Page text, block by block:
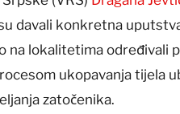
davali konkretna
na lokalitetima određivali
ukopavanja tijela
zatočenika.